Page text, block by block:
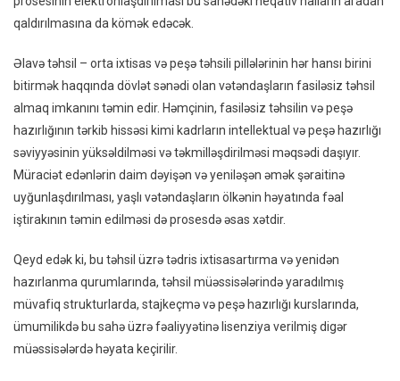
qaldırılmasına da kömək edəcək.
Əlavə təhsil – orta ixtisas və peşə təhsili pillələrinin hər hansı birini
bitirmək haqqında dövlət sənədi olan vətəndaşların fasiləsiz təhsil
almaq imkanını təmin edir. Həmçinin, fasiləsiz təhsilin və peşə
hazırlığının tərkib hissəsi kimi kadrların intellektual və peşə hazırlığı
səviyyəsinin yüksəldilməsi və təkmilləşdirilməsi məqsədi daşıyır.
Müraciət edənlərin daim dəyişən və yeniləşən əmək şəraitinə
uyğunlaşdırılması, yaşlı vətəndaşların ölkənin həyatında fəal
iştirakının təmin edilməsi də prosesdə əsas xətdir.
Qeyd edək ki, bu təhsil üzrə tədris ixtisasartırma və yenidən
hazırlanma qurumlarında, təhsil müəssisələrində yaradılmış
müvafiq strukturlarda, stajkeçmə və peşə hazırlığı kurslarında,
ümumilikdə bu sahə üzrə fəaliyyətinə lisenziya verilmiş digər
müəssisələrdə həyata keçirilir.